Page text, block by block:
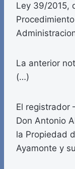
Ley 39/2015,
La anterior
(…)
El registrador
Don Antonio
la Propiedad
Ayamonte y